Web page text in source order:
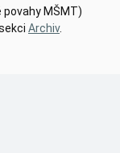
MŠMT)
Archiv.